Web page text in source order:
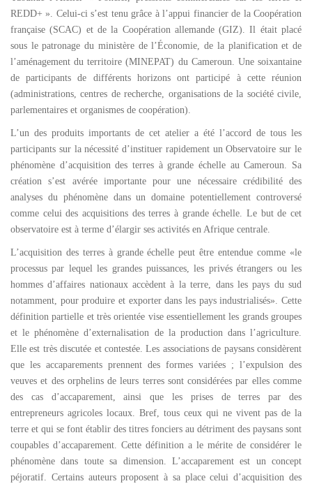
REDD+ ». Celui-ci s’est tenu grâce à l’appui financier de la Coopération
française (SCAC) et de la Coopération allemande (GIZ). Il était placé
sous le patronage du ministère de l’Économie, de la planification et de
l’aménagement du territoire (MINEPAT) du Cameroun. Une soixantaine
de participants de différents horizons ont participé à cette réunion
(administrations, centres de recherche, organisations de la société civile,
parlementaires et organismes de coopération).
L’un des produits importants de cet atelier a été l’accord de tous les
participants sur la nécessité d’instituer rapidement un Observatoire sur le
phénomène d’acquisition des terres à grande échelle au Cameroun. Sa
création s’est avérée importante pour une nécessaire crédibilité des
analyses du phénomène dans un domaine potentiellement controversé
comme celui des acquisitions des terres à grande échelle. Le but de cet
observatoire est à terme d’élargir ses activités en Afrique centrale.
L’acquisition des terres à grande échelle peut être entendue comme «le
processus par lequel les grandes puissances, les privés étrangers ou les
hommes d’affaires nationaux accèdent à la terre, dans les pays du sud
notamment, pour produire et exporter dans les pays industrialisés». Cette
définition partielle et très orientée vise essentiellement les grands groupes
et le phénomène d’externalisation de la production dans l’agriculture.
Elle est très discutée et contestée. Les associations de paysans considèrent
que les accaparements prennent des formes variées ; l’expulsion des
veuves et des orphelins de leurs terres sont considérées par elles comme
des cas d’accaparement, ainsi que les prises de terres par des
entrepreneurs agricoles locaux. Bref, tous ceux qui ne vivent pas de la
terre et qui se font établir des titres fonciers au détriment des paysans sont
coupables d’accaparement. Cette définition a le mérite de considérer le
phénomène dans toute sa dimension. L’accaparement est un concept
péjoratif. Certains auteurs proposent à sa place celui d’acquisition des